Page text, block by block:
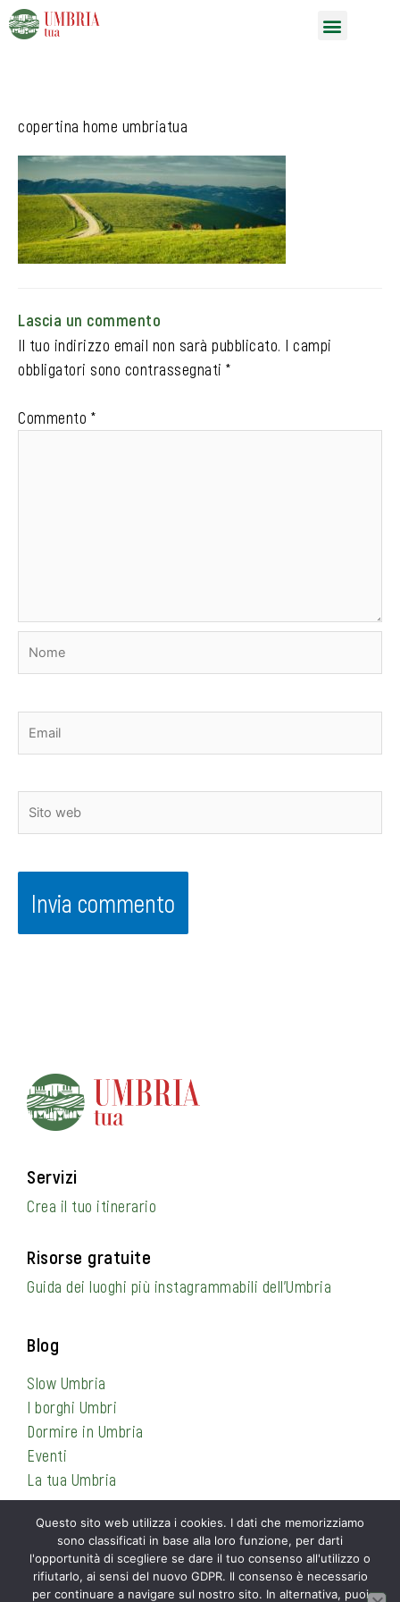
Vai
al
copertina home umbriatua
Lascia un commento
Il tuo indirizzo email non sarà pubblicato. I campi
obbligatori sono contrassegnati *
Commento *
Nome
Servizi
Crea il tuo itinerario
Risorse gratuite
Guida dei luoghi più instagrammabili dell’Umbria
Blog
Slow Umbria
I borghi Umbri
Dormire in Umbria
Eventi
La tua Umbria
Informazioni
Privacy Policy
Questo sito web utilizza i cookies. I dati che memorizziamo
sono classificati in base alla loro funzione, per darti
l'opportunità di scegliere se dare il tuo consenso all'utilizzo o
rifiutarlo, ai sensi del nuovo GDPR. Il consenso è necessario
per continuare a navigare sul nostro sito. In alternativa, puoi